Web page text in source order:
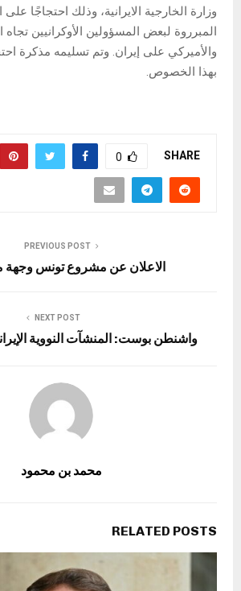
وزارة الخارجية الايرانية، وذلك احتجاجًا
المبرروة لبعض المسؤولين الأوكرانيين
والأميركي على إيران. وتم تسليمه مذكرة
بهذا الخصوص.
SHARE
0
PREVIOUS POST
الاعلان عن مشروع تونس وجهة
NEXT POST
واشنطن بوست: المنشآت النووية
محمد بن محمود
RELATED POSTS